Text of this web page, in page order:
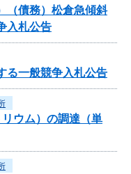
（債務）松倉急傾斜
入札公告
る一般競争入札公告
ウム）の調達（単